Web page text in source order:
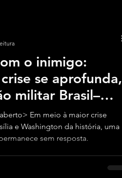
o inimigo:
se aprofunda,
militar Brasil–
intacta.
Em meio à maior crise
e Washington da história, uma
sem resposta.